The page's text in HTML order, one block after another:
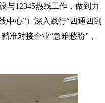
与12345热线工作，做到力
中心”）深入践行“四通四到
准对接企业“急难愁盼”，